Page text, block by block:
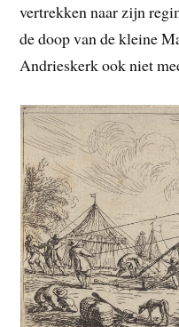
vertrekken naar zijn
de doop van de kleine
Andrieskerk ook niet